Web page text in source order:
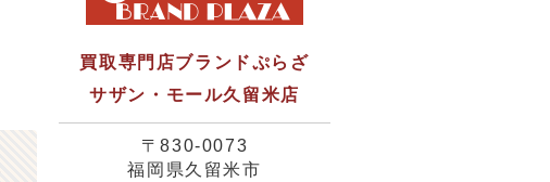
買取専門店ブランドぷらざ
サザン・モール久留米店
〒830-0073
福岡県久留米市